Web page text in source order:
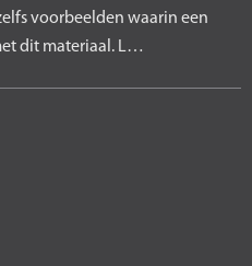
voorbeelden waarin een
dit materiaal. L…